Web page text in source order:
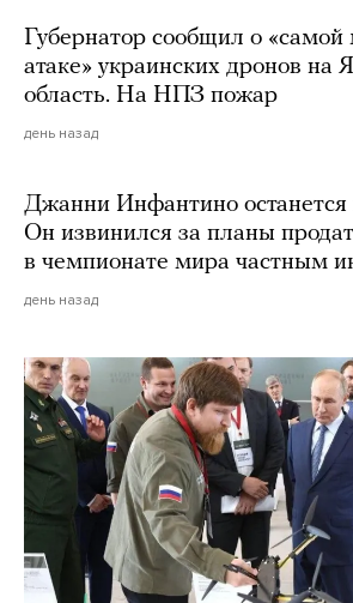
Губернатор сообщил о «самой
атаке» украинских дронов на
область. На НПЗ пожар
день назад
Джанни Инфантино
Он извинился за планы
в чемпионате мира частным
день назад